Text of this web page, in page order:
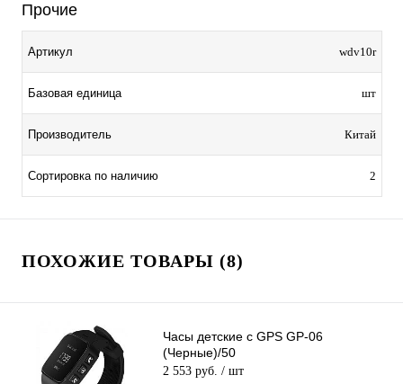
Прочие
Артикул wdv10r
Базовая единица шт
Производитель Китай
Сортировка по наличию 2
ПОХОЖИЕ ТОВАРЫ (8)
Часы детские с GPS GP-06
(Черные)/50
2 553 руб. / шт